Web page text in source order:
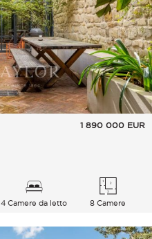
1 890 000 EUR
4 Camere da letto 8 Camere